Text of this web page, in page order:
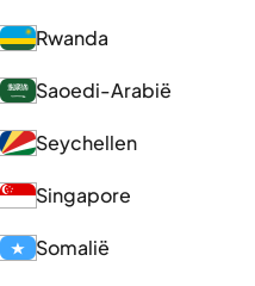
Rwanda
Saoedi-Arabië
Seychellen
Singapore
Somalië